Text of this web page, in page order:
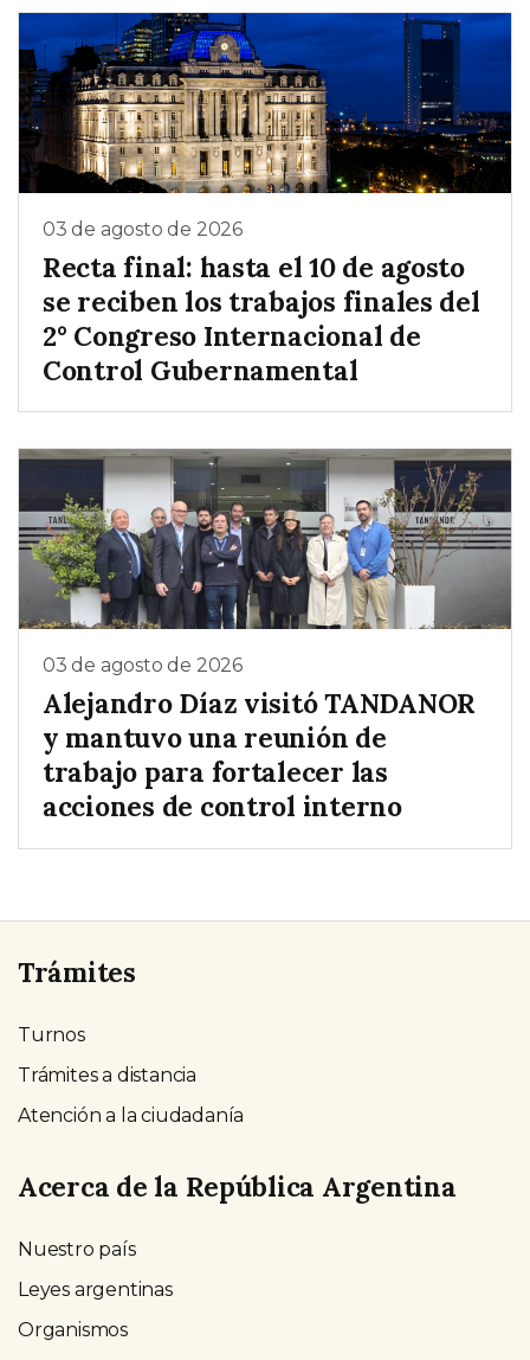
03 de agosto de 2026
Recta final: hasta el 10 de agosto
se reciben los trabajos finales del
2° Congreso Internacional de
Control Gubernamental
03 de agosto de 2026
Alejandro Díaz visitó TANDANOR
y mantuvo una reunión de
trabajo para fortalecer las
acciones de control interno
Trámites
Turnos
Trámites a distancia
Atención a la ciudadanía
Acerca de la República Argentina
Nuestro país
Leyes argentinas
Organismos